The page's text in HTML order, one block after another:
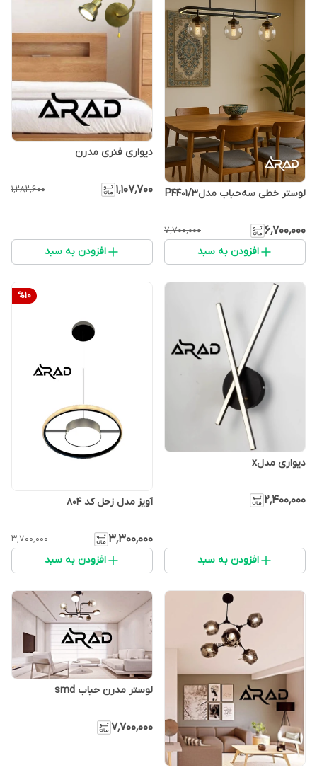
لوستر خطی سه‌حباب مدلP4401/3
۶٬۷۰۰٬۰۰۰ ۷٬۷۰۰٬۰۰۰
افزودن به سبد
دیواری فنری مدرن
۱٬۱۰۷٬۷۰۰ ۱٬۲۸۲٬۶۰۰
افزودن به سبد
دیواری مدلx
۲٬۴۰۰٬۰۰۰
افزودن به سبد
%10
آویز مدل زحل کد ۸۰۴
۳٬۳۰۰٬۰۰۰ ۳٬۷۰۰٬۰۰۰
افزودن به سبد
لوستر مدرن حباب smd
۷٬۷۰۰٬۰۰۰